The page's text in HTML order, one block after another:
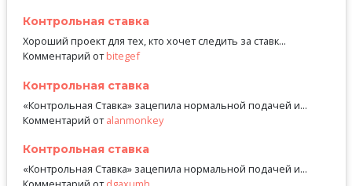
Контрольная ставка
Хороший проект для тех, кто хочет следить за ставк...
Комментарий отbitegef
Контрольная ставка
«Контрольная Ставка» зацепила нормальной подачей и...
Комментарий отalanmonkey
Контрольная ставка
«Контрольная Ставка» зацепила нормальной подачей и...